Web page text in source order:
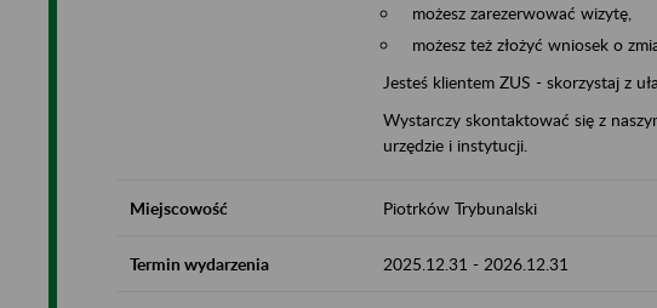
możesz zarezerwować wizytę,
możesz też złożyć wniosek o
Jesteś klientem ZUS - skorzystaj z
Wystarczy skontaktować się z
urzędzie i instytucji.
Miejscowość Piotrków Trybunalski
Termin wydarzenia 2025.12.31 - 2026.12.31